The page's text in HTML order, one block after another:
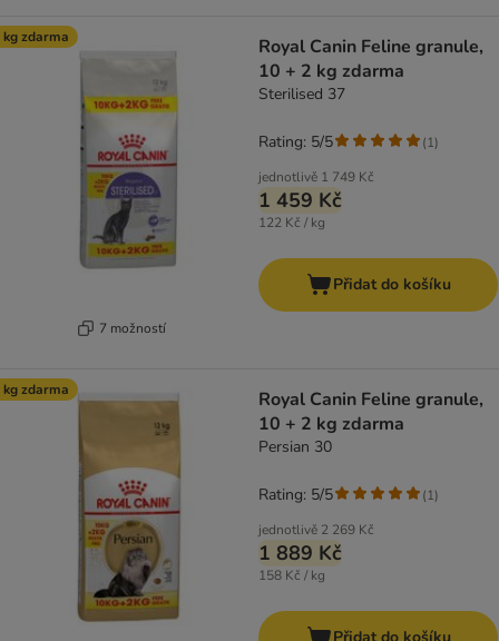
kg zdarma
7 možností
Royal Canin Feline granule,
10 + 2 kg zdarma
Sterilised 37
jednotlivě 1 749 Kč
1 459 Kč
122 Kč / kg
Rating: 5/5 (1)
Přidat do košíku
kg zdarma
Royal Canin Feline granule,
10 + 2 kg zdarma
Persian 30
jednotlivě 2 269 Kč
1 889 Kč
158 Kč / kg
Rating: 5/5 (1)